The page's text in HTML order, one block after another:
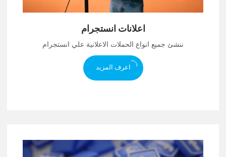
اعلانات انستجرام
ننشئ جميع انواع الحملات الاعلانية علي انستجرام
اعرف المزيد